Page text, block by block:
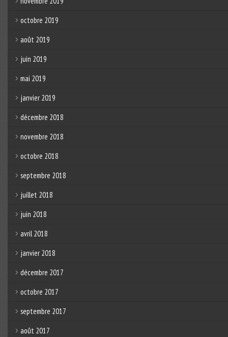
octobre 2019
août 2019
juin 2019
mai 2019
janvier 2019
décembre 2018
novembre 2018
octobre 2018
septembre 2018
juillet 2018
juin 2018
avril 2018
janvier 2018
décembre 2017
octobre 2017
septembre 2017
août 2017